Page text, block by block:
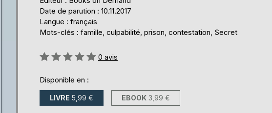
Date de parution : 10.11.2017
Langue : français
Mots-clés : famille, culpabilité, prison, contestation, Secret
Évaluation:
0 avis
Disponible en :
LIVRE 5,99 € EBOOK 3,99 €